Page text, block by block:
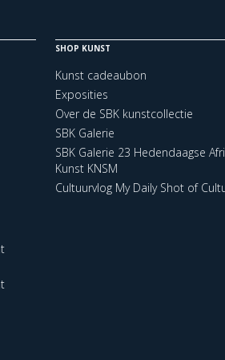
SHOP KUNST
Kunst cadeaubon
Exposities
Over de SBK kunstcollectie
SBK Galerie
SBK Galerie 23 Hedendaagse
Kunst KNSM
Cultuurvlog My Daily Shot of